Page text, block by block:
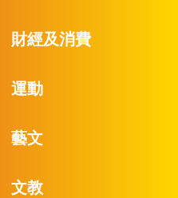
財經及消費
運動
藝文
文教